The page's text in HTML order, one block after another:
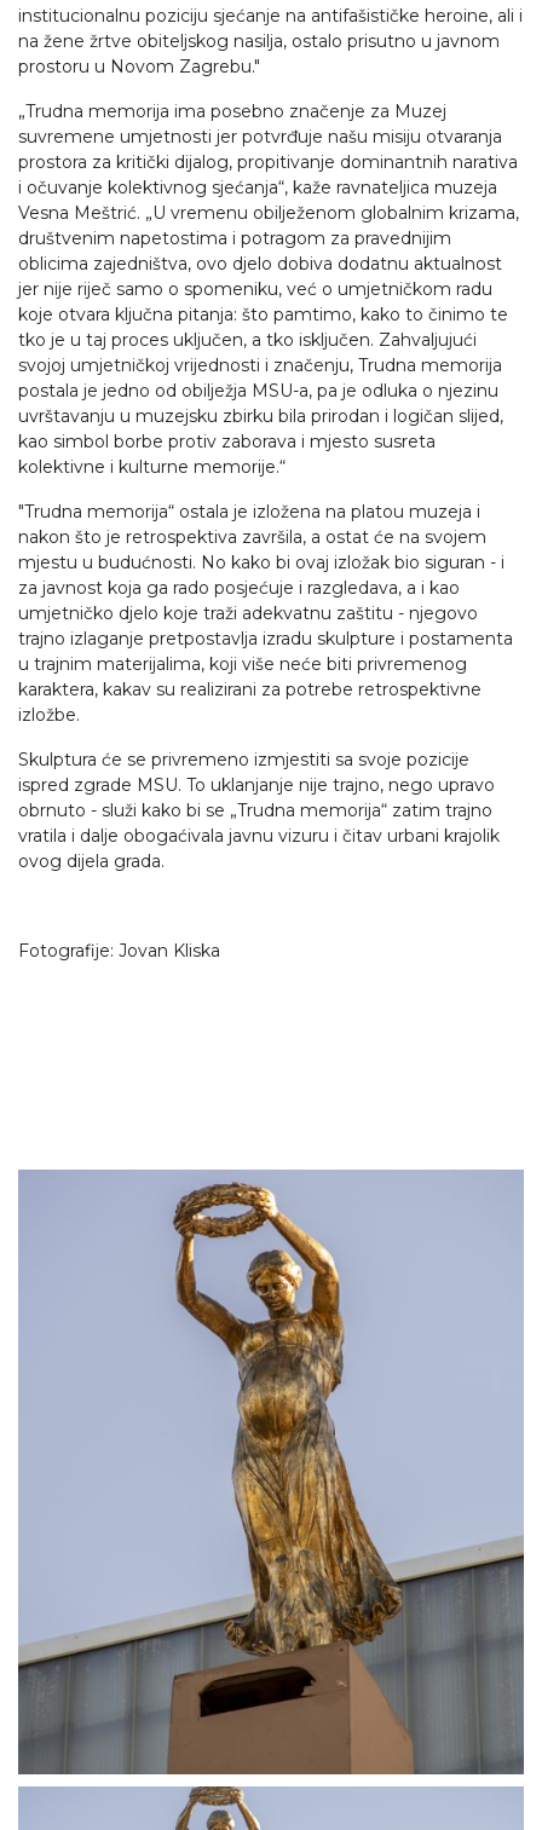
institucionalnu poziciju sjećanje na antifašističke heroine, ali i
na žene žrtve obiteljskog nasilja, ostalo prisutno u javnom
prostoru u Novom Zagrebu."
„Trudna memorija ima posebno značenje za Muzej
suvremene umjetnosti jer potvrđuje našu misiju otvaranja
prostora za kritički dijalog, propitivanje dominantnih narativa
i očuvanje kolektivnog sjećanja“, kaže ravnateljica muzeja
Vesna Meštrić. „U vremenu obilježenom globalnim krizama,
društvenim napetostima i potragom za pravednijim
oblicima zajedništva, ovo djelo dobiva dodatnu aktualnost
jer nije riječ samo o spomeniku, već o umjetničkom radu
koje otvara ključna pitanja: što pamtimo, kako to činimo te
tko je u taj proces uključen, a tko isključen. Zahvaljujući
svojoj umjetničkoj vrijednosti i značenju, Trudna memorija
postala je jedno od obilježja MSU-a, pa je odluka o njezinu
uvrštavanju u muzejsku zbirku bila prirodan i logičan slijed,
kao simbol borbe protiv zaborava i mjesto susreta
kolektivne i kulturne memorije.“
"Trudna memorija“ ostala je izložena na platou muzeja i
nakon što je retrospektiva završila, a ostat će na svojem
mjestu u budućnosti. No kako bi ovaj izložak bio siguran - i
za javnost koja ga rado posjećuje i razgledava, a i kao
umjetničko djelo koje traži adekvatnu zaštitu - njegovo
trajno izlaganje pretpostavlja izradu skulpture i postamenta
u trajnim materijalima, koji više neće biti privremenog
karaktera, kakav su realizirani za potrebe retrospektivne
izložbe.
Skulptura će se privremeno izmjestiti sa svoje pozicije
ispred zgrade MSU. To uklanjanje nije trajno, nego upravo
obrnuto - služi kako bi se „Trudna memorija“ zatim trajno
vratila i dalje obogaćivala javnu vizuru i čitav urbani krajolik
ovog dijela grada.
Fotografije: Jovan Kliska